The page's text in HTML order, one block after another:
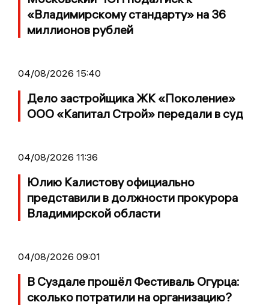
«Владимирскому стандарту» на 36
миллионов рублей
04/08/2026 15:40
Дело застройщика ЖК «Поколение»
ООО «Капитал Строй» передали в суд
04/08/2026 11:36
Юлию Калистову официально
представили в должности прокурора
Владимирской области
04/08/2026 09:01
В Суздале прошёл Фестиваль Огурца:
сколько потратили на организацию?